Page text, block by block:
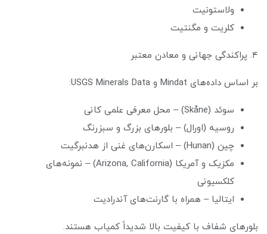
ولاستونیت
کلریت و مگنتیت
۴. پراکندگی جهانی و معادن معتبر
بر اساس داده‌های Mindat و USGS Minerals Data:
سوئد (Skåne) – محل معرفی علمی کانی
روسیه (اورال) – بلورهای بزرگ و سبزرنگ
چین (Hunan) – اسکارن‌های غنی از هدنبرگیت
مکزیک و آمریکا (Arizona, California) – نمونه‌های
کلکسیونی
ایتالیا – همراه با گارنت‌های آندرادیت
بلورهای شفاف با کیفیت بالا شدیداً کمیاب هستند.